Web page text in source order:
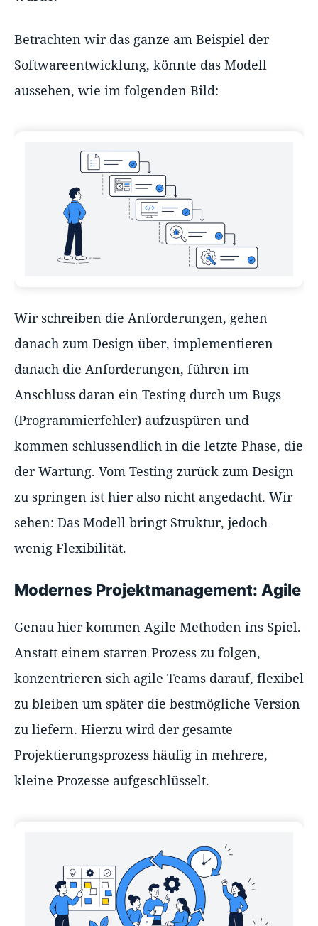
Betrachten wir das ganze am Beispiel der
Softwareentwicklung, könnte das Modell
aussehen, wie im folgenden Bild:
Wir schreiben die Anforderungen, gehen
danach zum Design über, implementieren
danach die Anforderungen, führen im
Anschluss daran ein Testing durch um Bugs
(Programmierfehler) aufzuspüren und
kommen schlussendlich in die letzte Phase, die
der Wartung. Vom Testing zurück zum Design
zu springen ist hier also nicht angedacht. Wir
sehen: Das Modell bringt Struktur, jedoch
wenig Flexibilität.
Modernes Projektmanagement: Agile
Genau hier kommen Agile Methoden ins Spiel.
Anstatt einem starren Prozess zu folgen,
konzentrieren sich agile Teams darauf, flexibel
zu bleiben um später die bestmögliche Version
zu liefern. Hierzu wird der gesamte
Projektierungsprozess häufig in mehrere,
kleine Prozesse aufgeschlüsselt.